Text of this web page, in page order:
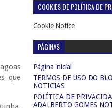
que
COOKIES DE POLÍTICA DE
Cookie Notice
PÁGINAS
Página inicial
TERMOS DE USO DO
NOTICIAS
POLÍTICA DE
ADALBERTO GOMES